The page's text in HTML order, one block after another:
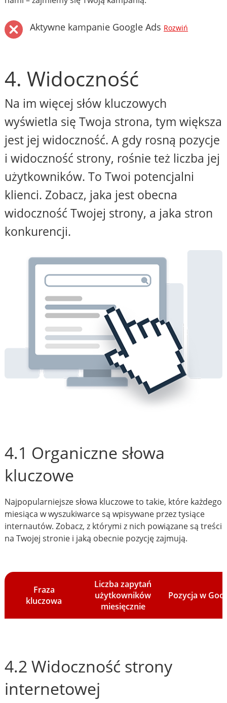
Aktywne kampanie Google Ads Rozwiń
4. Widoczność
Na im więcej słów kluczowych
wyświetla się Twoja strona, tym większa
jest jej widoczność. A gdy rosną pozycje
i widoczność strony, rośnie też liczba jej
użytkowników. To Twoi potencjalni
klienci. Zobacz, jaka jest obecna
widoczność Twojej strony, a jaka stron
konkurencji.
4.1 Organiczne słowa
kluczowe
Najpopularniejsze słowa kluczowe to takie, które każdego
miesiąca w wyszukiwarce są wpisywane przez tysiące
internautów. Zobacz, z którymi z nich powiązane są treści
na Twojej stronie i jaką obecnie pozycję zajmują.
Fraza
kluczowa
Liczba zapytań
użytkowników
miesięcznie
Pozycja w
4.2 Widoczność strony
internetowej